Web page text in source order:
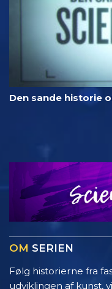
Den sande historie
OM SERIEN
Følg historierne fra
udviklingen af kunst,